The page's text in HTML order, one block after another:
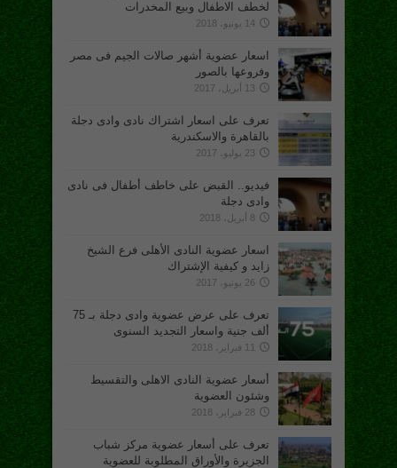
لخطف الاطفال وبيع المخدرات
14 يونيو، 2018
اسعار عضوية أشهر صالات الجيم فى مصر
وفروعها بالصور
13 أبريل، 2017
تعرف على اسعار اشتراك نادى وادى دجلة
بالقاهرة والاسكندرية
23 يوليو، 2017
فيديو.. القبض على خاطف أطفال فى نادى
وادى دجلة
8 أبريل، 2018
اسعار عضوية النادى الأهلى فرع الشيخ
زايد و كيفية الإشتراك
26 يونيو، 2017
تعرف على عرض عضوية وادى دجلة بـ 75
ألف جنية واسعار التجديد السنوى
11 فبراير، 2018
أسعار عضوية النادى الاهلى والتقسيط
وشئون العضوية
28 فبراير، 2018
تعرف على أسعار عضوية مركز شباب
الجزيرة والأوراق المطلوبة للعضوية